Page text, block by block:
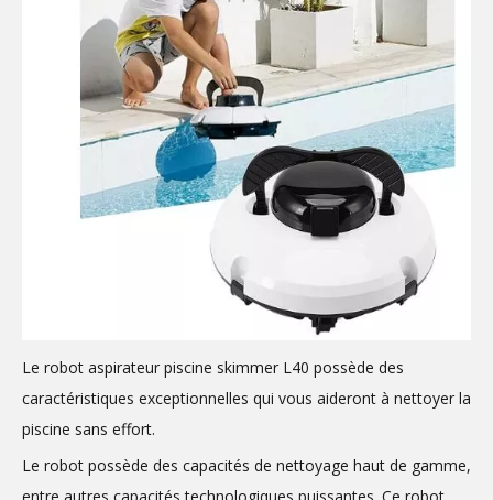
Le robot aspirateur piscine skimmer L40 possède des
caractéristiques exceptionnelles qui vous aideront à nettoyer la
piscine sans effort.
Le robot possède des capacités de nettoyage haut de gamme,